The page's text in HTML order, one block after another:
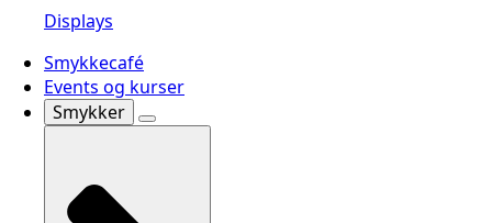
Displays
Smykkecafé
Events og kurser
Smykker